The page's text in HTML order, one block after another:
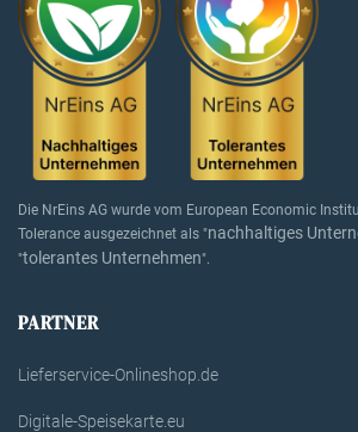
Die NrEins AG wurde vom European Economic
Tolerance ausgezeichnet als "nachhaltiges
"tolerantes Unternehmen".
PARTNER
Lieferservice-Onlineshop.de
Digitale-Speisekarte.eu